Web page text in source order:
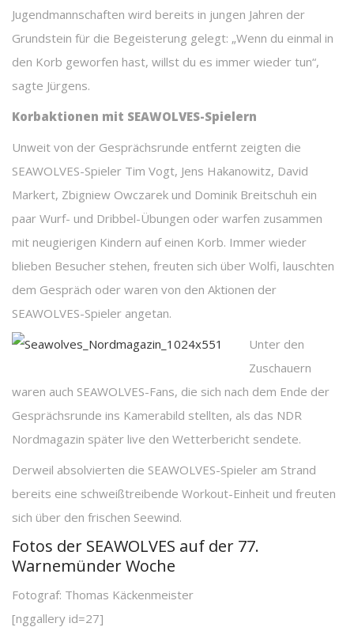
Jugendmannschaften wird bereits in jungen Jahren der
Grundstein für die Begeisterung gelegt: „Wenn du einmal in
den Korb geworfen hast, willst du es immer wieder tun“,
sagte Jürgens.
Korbaktionen mit SEAWOLVES-Spielern
Unweit von der Gesprächsrunde entfernt zeigten die
SEAWOLVES-Spieler Tim Vogt, Jens Hakanowitz, David
Markert, Zbigniew Owczarek und Dominik Breitschuh ein
paar Wurf- und Dribbel-Übungen oder warfen zusammen
mit neugierigen Kindern auf einen Korb. Immer wieder
blieben Besucher stehen, freuten sich über Wolfi, lauschten
dem Gespräch oder waren von den Aktionen der
SEAWOLVES-Spieler angetan.
Unter den
Zuschauern
waren auch SEAWOLVES-Fans, die sich nach dem Ende der
Gesprächsrunde ins Kamerabild stellten, als das NDR
Nordmagazin später live den Wetterbericht sendete.
Derweil absolvierten die SEAWOLVES-Spieler am Strand
bereits eine schweißtreibende Workout-Einheit und freuten
sich über den frischen Seewind.
Fotos der SEAWOLVES auf der 77.
Warnemünder Woche
Fotograf: Thomas Käckenmeister
[nggallery id=27]